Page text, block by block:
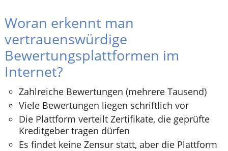
Woran erkennt man
vertrauenswürdige
Bewertungsplattformen im
Internet?
Zahlreiche Bewertungen (mehrere Tausend)
Viele Bewertungen liegen schriftlich vor
Die Plattform verteilt Zertifikate, die geprüfte
Kreditgeber tragen dürfen
Es findet keine Zensur statt, aber die Plattform